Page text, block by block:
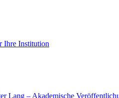
Ihre Institution
Lang – Akademische